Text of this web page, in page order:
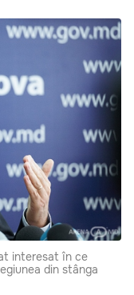
interesat în ce
din stânga